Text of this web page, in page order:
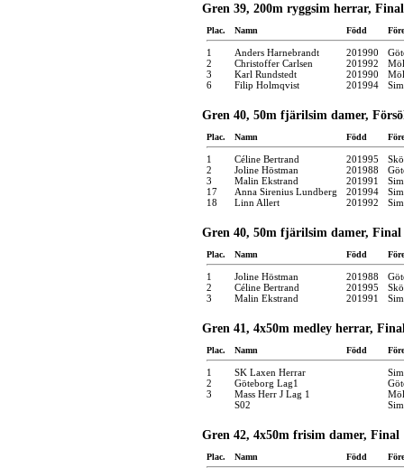
Gren 39, 200m ryggsim herrar, Final
Plac. Namn Född
1 Anders Harnebrandt 201990
2
Christoffer Carlsen 201992
3
Karl Rundstedt 201990
6
Filip Holmqvist 201994
Gren 40, 50m fjärilsim damer,
Plac. Namn Född
1 Céline Bertrand 201995
2
Joline Höstman 201988
3
Malin Ekstrand 201991
17
Anna Sirenius Lundberg 201994
18
Linn Allert 201992
Gren 40, 50m fjärilsim damer, Final
Plac. Namn Född
1 Joline Höstman 201988
2
Céline Bertrand 201995
3
Malin Ekstrand 201991
Gren 41, 4x50m medley herrar,
Plac. Namn Född
1 SK Laxen Herrar
2
Göteborg Lag1
3
Mass Herr J Lag 1
S02
Gren 42, 4x50m frisim damer, Final
Plac. Namn Född